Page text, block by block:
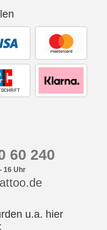
60 240
16 Uhr
u.a. hier